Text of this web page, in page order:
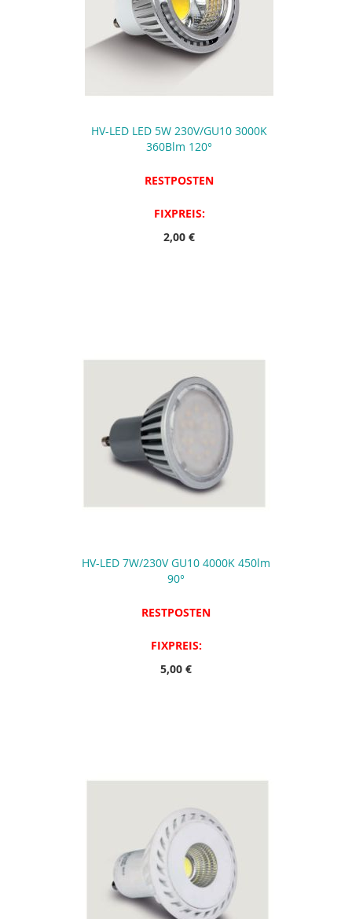
HV-LED LED 5W 230V/GU10 3000K
360Blm 120°
RESTPOSTEN
FIXPREIS:
2,00 €
HV-LED 7W/230V GU10 4000K 450lm
90°
RESTPOSTEN
FIXPREIS:
5,00 €